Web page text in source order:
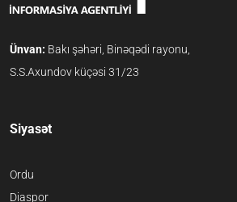
Ünvan: Bakı şəhəri, Binəqədi rayonu,
S.S.Axundov küçəsi 31/23
Siyasət
Ordu
Diaspor